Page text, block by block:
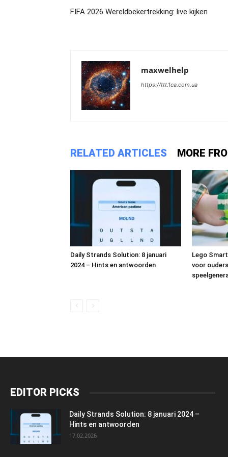
FIFA 2026 Wereldbekertrekking: live kijken
maxwelhelp
https://ttt.1ca.com.ua
RELATED ARTICLES MORE
Daily Strands Solution: 8 januari
2024 – Hints en antwoorden
Lego
voor
EDITOR PICKS
Daily Strands Solution: 8 januari 2024 –
Hints en antwoorden
17.02.2026